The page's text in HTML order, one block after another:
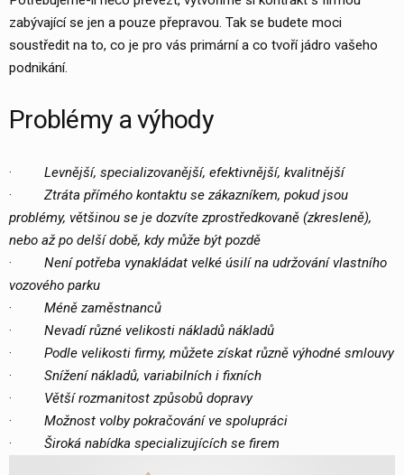
zabývající se jen a pouze přepravou. Tak se budete moci
soustředit na to, co je pro vás primární a co tvoří jádro vašeho
podnikání.
Problémy a výhody
· Levnější, specializovanější, efektivnější, kvalitnější
· Ztráta přímého kontaktu se zákazníkem, pokud jsou
problémy, většinou se je dozvíte zprostředkovaně (zkresleně),
nebo až po delší době, kdy může být pozdě
· Není potřeba vynakládat velké úsilí na udržování vlastního
vozového parku
· Méně zaměstnanců
· Nevadí různé velikosti nákladů nákladů
· Podle velikosti firmy, můžete získat různě výhodné smlouvy
· Snížení nákladů, variabilních i fixních
· Větší rozmanitost způsobů dopravy
· Možnost volby pokračování ve spolupráci
· Široká nabídka specializujících se firem